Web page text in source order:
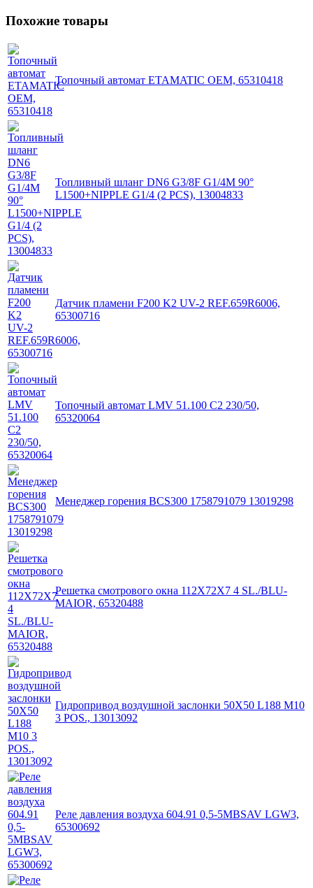
Похожие товары
Топочный автомат ETAMATIC OEM, 65310418
Топливный шланг DN6 G3/8F G1/4M 90°
L1500+NIPPLE G1/4 (2 PCS), 13004833
Датчик пламени F200 K2 UV-2 REF.659R6006,
65300716
Топочный автомат LMV 51.100 C2 230/50,
65320064
Менеджер горения BCS300 1758791079 13019298
Решетка смотрового окна 112X72X7 4 SL./BLU-
MAIOR, 65320488
Гидропривод воздушной заслонки 50X50 L188 M10
3 POS., 13013092
Реле давления воздуха 604.91 0,5-5MBSAV LGW3,
65300692